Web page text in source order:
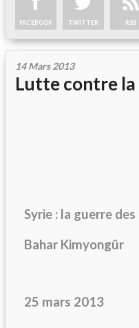
FACEBOOK TWITTER RSS
14 Mars 2013
Lutte contre
Syrie : la guerre
Bahar Kimyongür
25 mars 2013